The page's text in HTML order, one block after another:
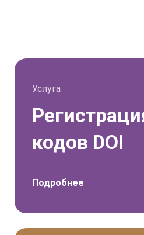
Услуга
кодов DOI
Подробнее